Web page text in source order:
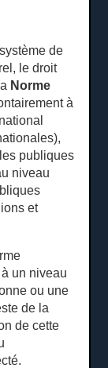
de
le droit
Norme
à
publiques
niveau
et
un niveau
ou une
de la
de cette